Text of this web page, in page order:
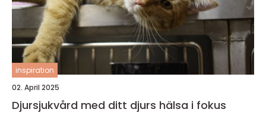
inspiration
02. April 2025
Djursjukvård med ditt djurs hälsa i fokus